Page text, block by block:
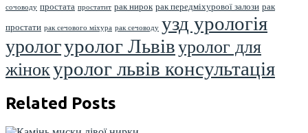
сочоводу простата простатит рак нирок рак передміхурової залози рак
простати рак сечового міхура рак сечоводу узд урологія
урологуролог Львівуролог для
жінокуролог львів консультація
Related Posts